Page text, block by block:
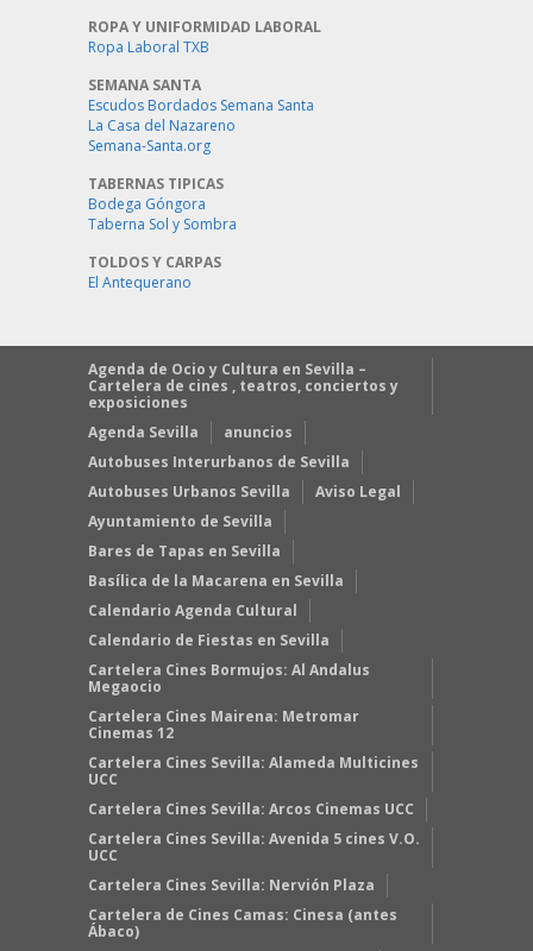
ROPA Y UNIFORMIDAD LABORAL
Ropa Laboral TXB
SEMANA SANTA
Escudos Bordados Semana Santa
La Casa del Nazareno
Semana-Santa.org
TABERNAS TIPICAS
Bodega Góngora
Taberna Sol y Sombra
TOLDOS Y CARPAS
El Antequerano
Agenda de Ocio y Cultura en Sevilla –
Cartelera de cines , teatros, conciertos y
exposiciones
Agenda Sevilla
anuncios
Autobuses Interurbanos de Sevilla
Autobuses Urbanos Sevilla
Aviso Legal
Ayuntamiento de Sevilla
Bares de Tapas en Sevilla
Basílica de la Macarena en Sevilla
Calendario Agenda Cultural
Calendario de Fiestas en Sevilla
Cartelera Cines Bormujos: Al Andalus
Megaocio
Cartelera Cines Mairena: Metromar
Cinemas 12
Cartelera Cines Sevilla: Alameda Multicines
UCC
Cartelera Cines Sevilla: Arcos Cinemas UCC
Cartelera Cines Sevilla: Avenida 5 cines V.O.
UCC
Cartelera Cines Sevilla: Nervión Plaza
Cartelera de Cines Camas: Cinesa (antes
Ábaco)